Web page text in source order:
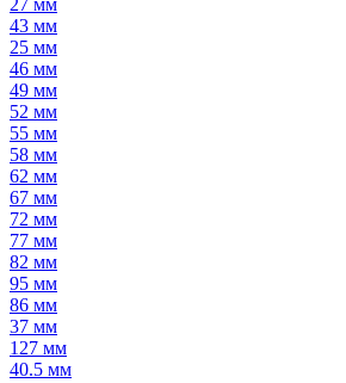
27 мм
43 мм
25 мм
46 мм
49 мм
52 мм
55 мм
58 мм
62 мм
67 мм
72 мм
77 мм
82 мм
95 мм
86 мм
37 мм
127 мм
40.5 мм